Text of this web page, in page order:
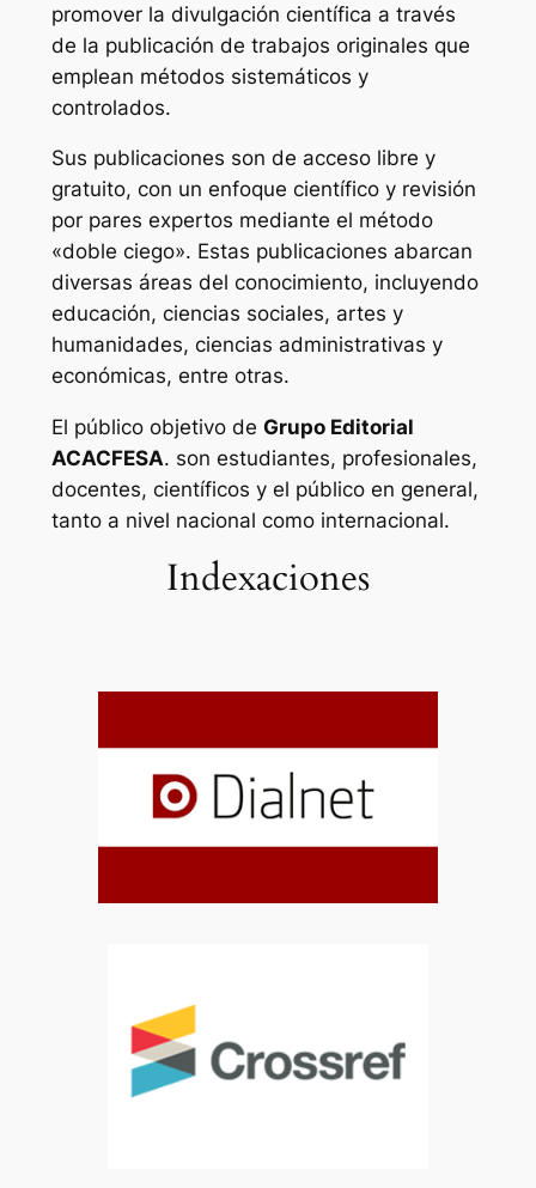
promover la divulgación científica a través
de la publicación de trabajos originales que
emplean métodos sistemáticos y
controlados.
Sus publicaciones son de acceso libre y
gratuito, con un enfoque científico y revisión
por pares expertos mediante el método
«doble ciego». Estas publicaciones abarcan
diversas áreas del conocimiento, incluyendo
educación, ciencias sociales, artes y
humanidades, ciencias administrativas y
económicas, entre otras.
El público objetivo de Grupo Editorial
ACACFESA. son estudiantes, profesionales,
docentes, científicos y el público en general,
tanto a nivel nacional como internacional.
Indexaciones